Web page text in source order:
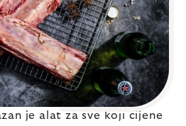
je alat za sve koji cijene